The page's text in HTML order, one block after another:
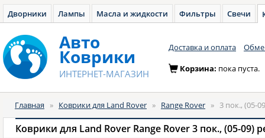
Дворники Лампы Масла и жидкости Фильтры Свечи
Авто
Коврики
ИНТЕРНЕТ-МАГАЗИН
Доставка и оплата
Корзина: пока пуста.
Главная » Коврики для Land Rover » Range Rover » 3 пок., (05-
Коврики для Land Rover Range Rover 3 пок., (05-09)